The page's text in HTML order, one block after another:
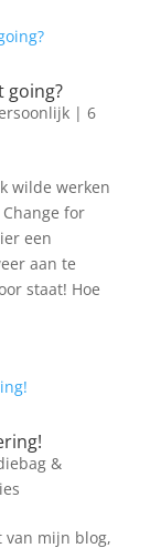
going?
| 6
wilde werken
for
een
aan te
staat! Hoe
&
van mijn blog,